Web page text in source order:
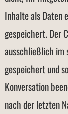
Inhalte als Daten
gespeichert. Der
ausschließlich im
gespeichert und
Konversation
nach der letzten